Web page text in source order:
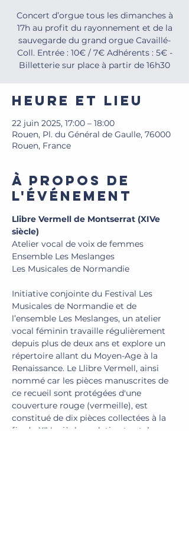
Concert d’orgue tous les dimanches à
17h au profit du rayonnement et de la
sauvegarde du grand orgue Cavaillé-
Coll. Entrée : 10€ / 7€ Adhérents : 5€ -
Billetterie sur place à partir de 16h30
Heure et lieu
22 juin 2025, 17:00 – 18:00
Rouen, Pl. du Général de Gaulle, 76000
Rouen, France
À propos de
l'événement
Llibre Vermell de Montserrat (XIVe
siècle)
Atelier vocal de voix de femmes
Ensemble Les Meslanges
Les Musicales de Normandie
Initiative conjointe du Festival Les
Musicales de Normandie et de
l’ensemble Les Meslanges, un atelier
vocal féminin travaille régulièrement
depuis plus de deux ans et explore un
répertoire allant du Moyen-Age à la
Renaissance. Le Llibre Vermell, ainsi
nommé car les pièces manuscrites de
ce recueil sont protégées d'une
couverture rouge (vermeille), est
constitué de dix pièces collectées à la
fin du XIVe siècle, en latin et catalan,